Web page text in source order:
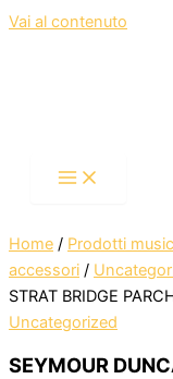
Vai al contenuto
Home / Prodotti
accessori /
STRAT BRIDGE
Uncategorized
SEYMOUR